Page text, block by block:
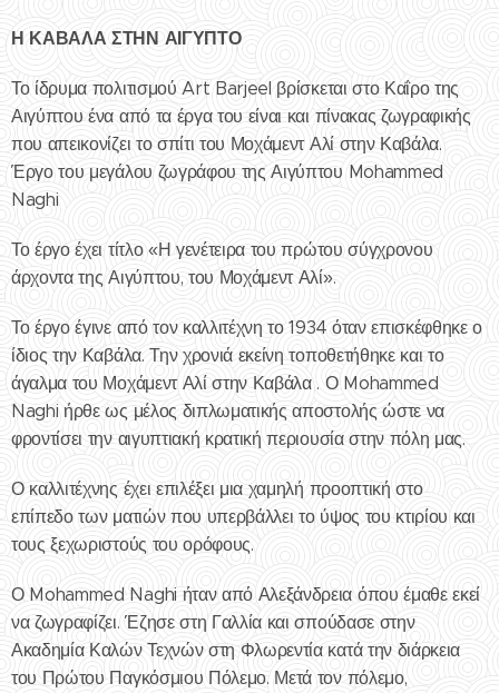
Η ΚΑΒΑΛΑ ΣΤΗΝ ΑΙΓΥΠΤΟ
Το ίδρυμα πολιτισμού Art Barjeel βρίσκεται στο Καΐρο της
Αιγύπτου ένα από τα έργα του είναι και πίνακας ζωγραφικής
που απεικονίζει το σπίτι του Μοχάμεντ Αλί στην Καβάλα.
Έργο του μεγάλου ζωγράφου της Αιγύπτου Mohammed
Naghi
Το έργο έχει τίτλο «Η γενέτειρα του πρώτου σύγχρονου
άρχοντα της Αιγύπτου, του Μοχάμεντ Αλί».
Το έργο έγινε από τον καλλιτέχνη το 1934 όταν επισκέφθηκε ο
ίδιος την Καβάλα. Την χρονιά εκείνη τοποθετήθηκε και το
άγαλμα του Μοχάμεντ Αλί στην Καβάλα . Ο Mohammed
Naghi ήρθε ως μέλος διπλωματικής αποστολής ώστε να
φροντίσει την αιγυπτιακή κρατική περιουσία στην πόλη μας.
Ο καλλιτέχνης έχει επιλέξει μια χαμηλή προοπτική στο
επίπεδο των ματιών που υπερβάλλει το ύψος του κτιρίου και
τους ξεχωριστούς του ορόφους.
Ο Mohammed Naghi ήταν από Αλεξάνδρεια όπου έμαθε εκεί
να ζωγραφίζει. Έζησε στη Γαλλία και σπούδασε στην
Ακαδημία Καλών Τεχνών στη Φλωρεντία κατά την διάρκεια
του Πρώτου Παγκόσμιου Πόλεμο. Μετά τον πόλεμο,